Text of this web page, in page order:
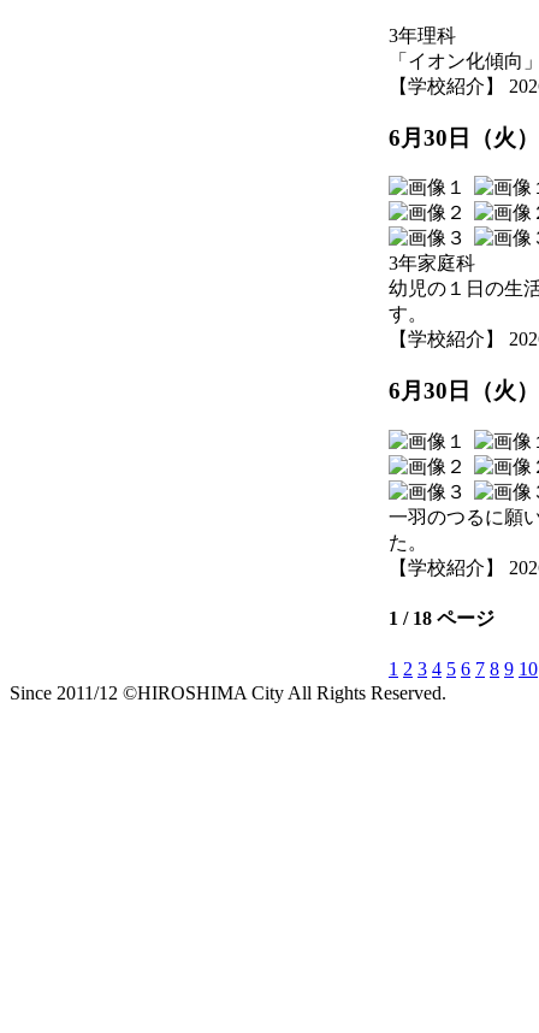
3年理科
「イオン化傾向
【学校紹介】
6月30日（火
3年家庭科
幼児の１日の生
す。
【学校紹介】
6月30日（火
一羽のつるに願
た。
【学校紹介】
1 / 18 ページ
1 2 3 4 5 6 7 8 9 10
Since 2011/12 ©HIROSHIMA City All Rights Reserved.